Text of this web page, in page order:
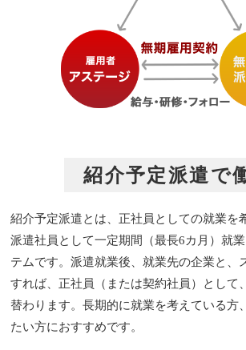
紹介予定派遣で
紹介予定派遣とは、正社員としての就業を
派遣社員として一定期間（最長6カ月）就
テムです。派遣就業後、就業先の企業と、
すれば、正社員（または契約社員）として
替わります。長期的に就業を考えている方
たい方におすすめです。